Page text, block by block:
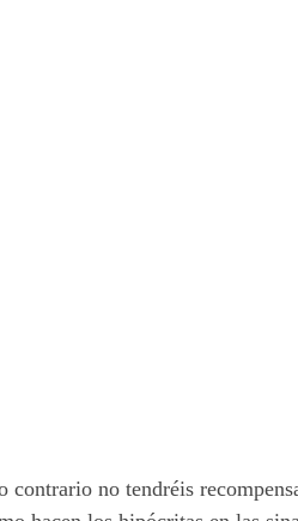
no tendréis